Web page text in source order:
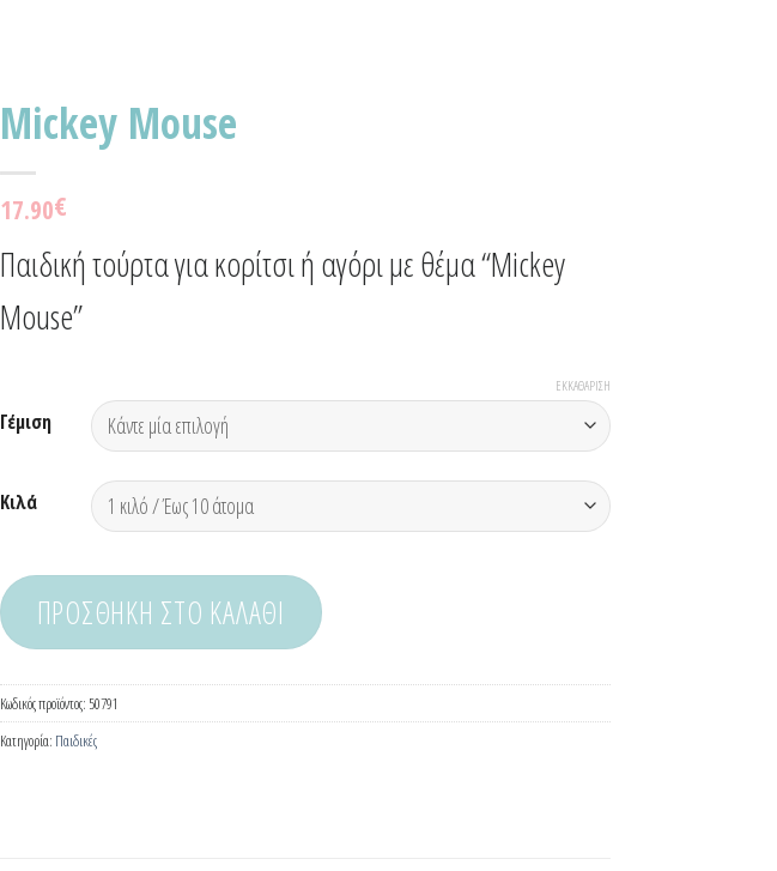
Mickey Mouse
17.90€
Παιδική τούρτα για κορίτσι ή αγόρι με θέμα “Mickey
Mouse”
Γέμιση
Κιλά
ΕΚΚΑΘΆΡΙΣΗ
ΠΡΟΣΘΉΚΗ ΣΤΟ ΚΑΛΆΘΙ
Κωδικός προϊόντος: 50791
Κατηγορία: Παιδικές